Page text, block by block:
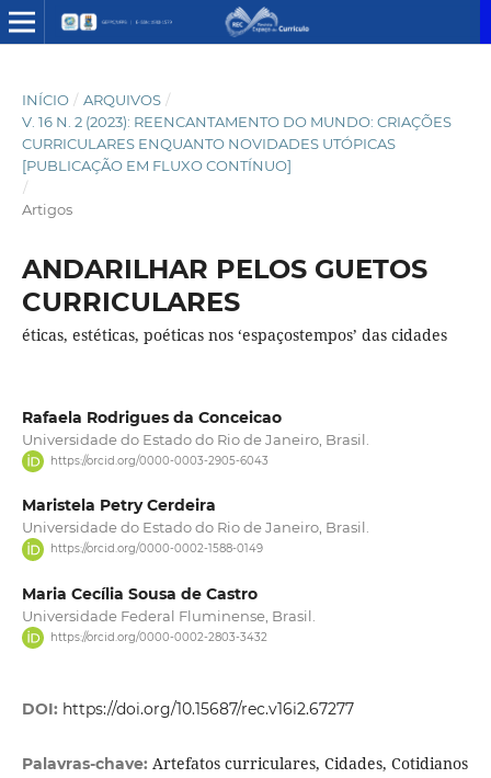
INÍCIO / ARQUIVOS /
V. 16 N. 2 (2023): REENCANTAMENTO DO MUNDO: CRIAÇÕES
CURRICULARES ENQUANTO NOVIDADES UTÓPICAS
[PUBLICAÇÃO EM FLUXO CONTÍNUO]
/
Artigos
ANDARILHAR PELOS GUETOS
CURRICULARES
éticas, estéticas, poéticas nos ‘espaçostempos’ das cidades
Rafaela Rodrigues da Conceicao
Universidade do Estado do Rio de Janeiro, Brasil.
https://orcid.org/0000-0003-2905-6043
Maristela Petry Cerdeira
Universidade do Estado do Rio de Janeiro, Brasil.
https://orcid.org/0000-0002-1588-0149
Maria Cecília Sousa de Castro
Universidade Federal Fluminense, Brasil.
https://orcid.org/0000-0002-2803-3432
DOI: https://doi.org/10.15687/rec.v16i2.67277
Palavras-chave: Artefatos curriculares, Cidades, Cotidianos